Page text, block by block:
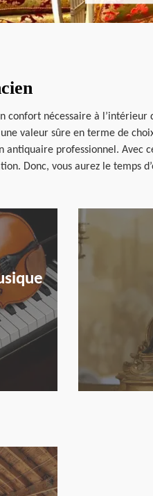
confort nécessaire à
valeur sûre en terme de
professionnel. Avec
Donc, vous aurez le temps